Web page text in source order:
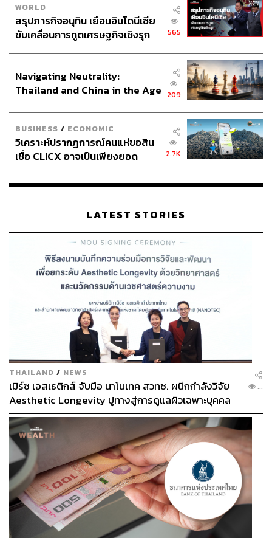
WORLD
สรุปภารกิจอนุทิน เยือนอินโดนีเซีย
ขับเคลื่อนการทูตเศรษฐกิจเชิงรุก
565
Navigating Neutrality:
Thailand and China in the Age
209
BUSINESS / ECONOMIC
วิเคราะห์ปรากฏการณ์คนแห่ขอสิน
เชื่อ CLICX อาจเป็นเพียงยอด
เรือนไทยที่ถูกซุกไว้
2.7K
LATEST STORIES
THAILAND / NEWS
เมิร์ซ เอสเธติกส์ จับมือ นาโนเทค สวทช. ผนึกกำลังวิจัย
Aesthetic Longevity ปูทางสู่การดูแลผิวเฉพาะบุคคล
[PR NEWS]
...